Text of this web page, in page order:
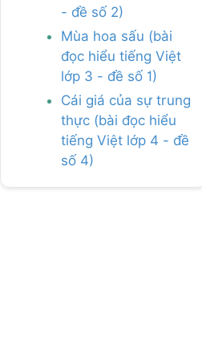
- đề số 2)
Mùa hoa sấu (bài
đọc hiểu tiếng Việt
lớp 3 - đề số 1)
Cái giá của sự trung
thực (bài đọc hiểu
tiếng Việt lớp 4 - đề
số 4)